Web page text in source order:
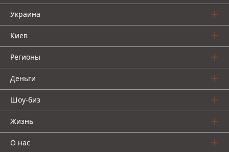
Украина
Киев
Регионы
Деньги
Шоу-биз
Жизнь
О нас